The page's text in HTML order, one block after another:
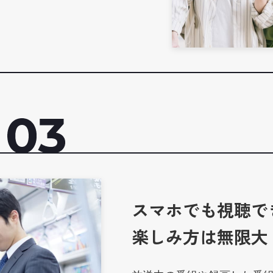
スマホでも視聴
楽しみ方は無限大